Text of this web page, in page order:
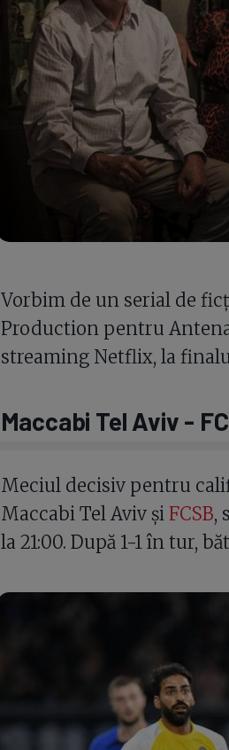
Vorbim de un serial de
Production pentru
streaming Netflix, la
Maccabi Tel Aviv -
Meciul decisiv pentru
Maccabi Tel Aviv și FCSB,
la 21:00. După 1-1 în tur,